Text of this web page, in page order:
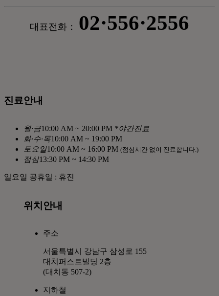
대표전화： 02·556·2556
진료안내
월·금10:00 AM ~ 20:00 PM *야간진료
화·수·목10:00 AM ~ 19:00 PM
토 요 일10:00 AM ~ 16:00 PM (점심시간 없이 진료합니다.)
점심13:30 PM ~ 14:30 PM
일요일 공휴일 : 휴진
위치안내
주소
서울특별시 강남구 삼성로 155
대치퍼스트빌딩 2층
(대치동 507-2)
지하철